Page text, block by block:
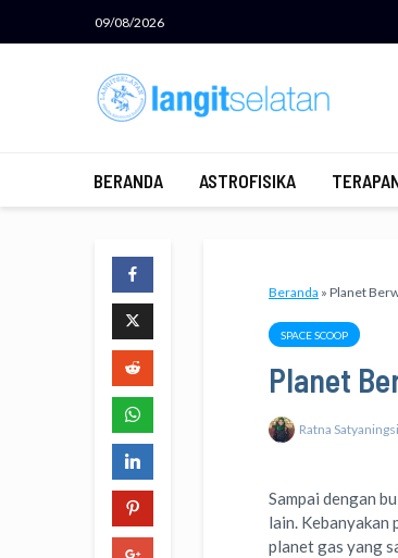
09/08/2026
BERANDA ASTROFISIKA
Beranda » Planet
SPACE SCOOP
Planet
Ratna
Sampai dengan
lain. Kebanyakan
planet gas yang